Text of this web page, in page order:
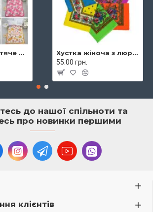
Покривало дитяче муслінове 120х160 Malloory 9288
Хустка жіноча з люрексом 70х70 7974
55.00 грн.
до нашої спільноти та
про новинки першими
клієнтів